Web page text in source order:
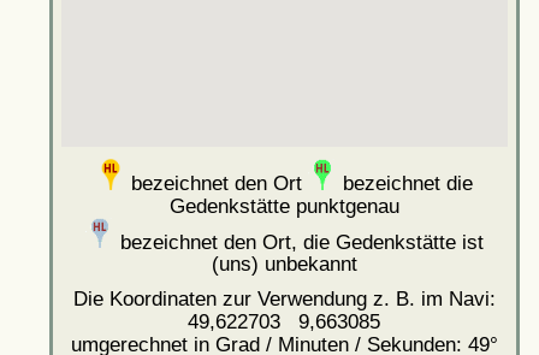
bezeichnet den Ort
bezeichnet die
Gedenkstätte punktgenau
bezeichnet den Ort, die Gedenkstätte ist
(uns) unbekannt
Die Koordinaten zur Verwendung z. B. im Navi:
49,622703 9,663085
umgerechnet in Grad / Minuten / Sekunden: 49°